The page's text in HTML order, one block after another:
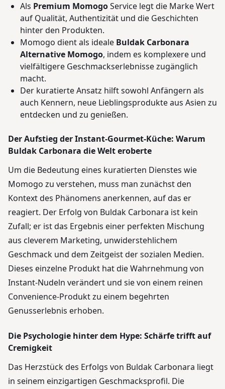
Als Premium MomogoService legt die Marke Wert
auf Qualität, Authentizität und die Geschichten
hinter den Produkten.
Momogo dient als ideale Buldak Carbonara
Alternative Momogo, indem es komplexere und
vielfältigere Geschmackserlebnisse zugänglich
macht.
Der kuratierte Ansatz hilft sowohl Anfängern als
auch Kennern, neue Lieblingsprodukte aus Asien zu
entdecken und zu genießen.
Der Aufstieg der Instant-Gourmet-Küche: Warum
Buldak Carbonara die Welt eroberte
Um die Bedeutung eines kuratierten Dienstes wie
Momogo zu verstehen, muss man zunächst den
Kontext des Phänomens anerkennen, auf das er
reagiert. Der Erfolg von Buldak Carbonara ist kein
Zufall; er ist das Ergebnis einer perfekten Mischung
aus cleverem Marketing, unwiderstehlichem
Geschmack und dem Zeitgeist der sozialen Medien.
Dieses einzelne Produkt hat die Wahrnehmung von
Instant-Nudeln verändert und sie von einem reinen
Convenience-Produkt zu einem begehrten
Genusserlebnis erhoben.
Die Psychologie hinter dem Hype: Schärfe trifft auf
Cremigkeit
Das Herzstück des Erfolgs von Buldak Carbonara liegt
in seinem einzigartigen Geschmacksprofil. Die